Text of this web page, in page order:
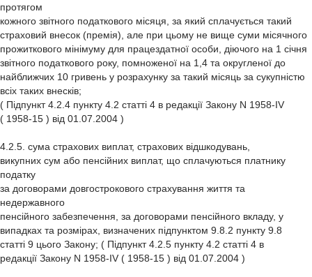
протягом
кожного звітного податкового місяця, за який сплачується такий
страховий внесок (премія), але при цьому не вище суми місячного
прожиткового мінімуму для працездатної особи, діючого на 1 січня
звітного податкового року, помноженої на 1,4 та округленої до
найближчих 10 гривень у розрахунку за такий місяць за сукупністю
всіх таких внесків;
( Підпункт 4.2.4 пункту 4.2 статті 4 в редакції Закону N 1958-IV
( 1958-15 ) від 01.07.2004 )
4.2.5. сума страхових виплат, страхових відшкодувань,
викупних сум або пенсійних виплат, що сплачуються платнику
податку
за договорами довгострокового страхування життя та
недержавного
пенсійного забезпечення, за договорами пенсійного вкладу, у
випадках та розмірах, визначених підпунктом 9.8.2 пункту 9.8
статті 9 цього Закону; ( Підпункт 4.2.5 пункту 4.2 статті 4 в
редакції Закону N 1958-IV ( 1958-15 ) від 01.07.2004 )